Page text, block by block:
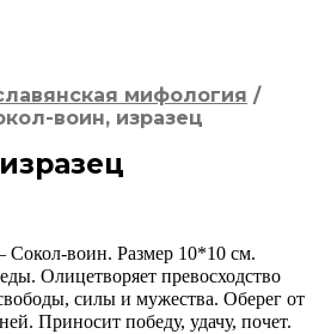
мифология /
воин, изразец
Сокол-воин. Размер 10*10 см.
Олицетворяет превосходство
силы и мужества. Оберег от
Приносит победу, удачу, почет.